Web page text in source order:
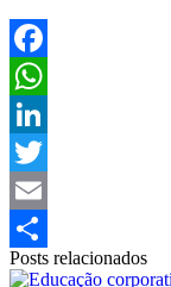
Facebook
WhatsApp
LinkedIn
Twitter
Email
Share
Posts relacionados